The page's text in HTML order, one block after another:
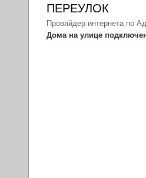
ПЕРЕУЛОК
Провайдер интернета по
Дома на улице